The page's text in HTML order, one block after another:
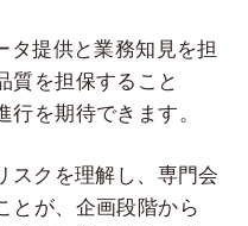
タ提供と業務知見を担
質を担保すること
を期待できます。
スクを理解し、専門会
とが、企画段階から